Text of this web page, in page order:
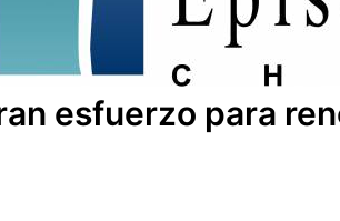
esfuerzo para